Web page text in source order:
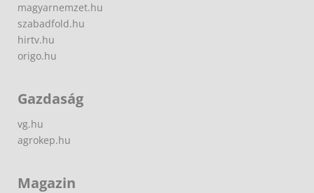
magyarnemzet.hu
szabadfold.hu
hirtv.hu
origo.hu
Gazdaság
vg.hu
agrokep.hu
Magazin